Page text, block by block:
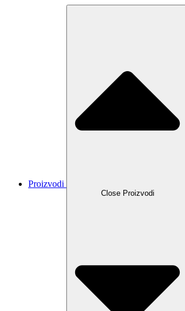
Proizvodi
Close Proizvodi